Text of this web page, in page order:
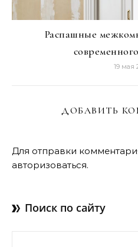
Распашные
19 мая
ДОБАВИТЬ
Для отправки
авторизоваться.
Поиск по сайту